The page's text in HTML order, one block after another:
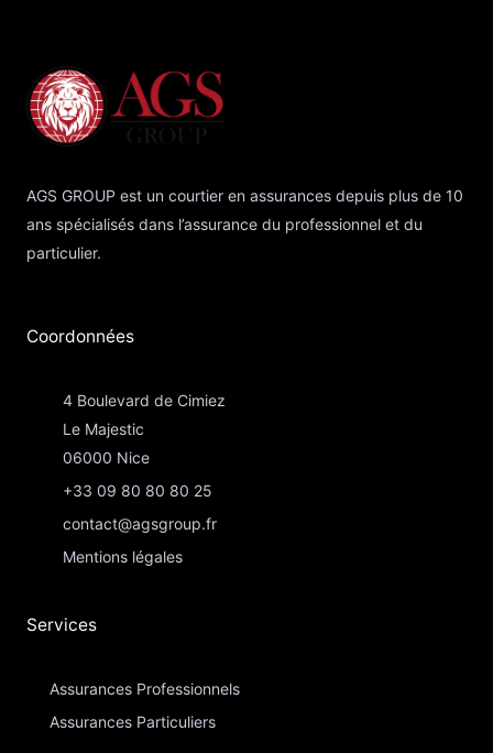
AGS GROUP est un courtier en assurances depuis plus de 10
ans spécialisés dans l’assurance du professionnel et du
particulier.
Coordonnées​
4 Boulevard de Cimiez
Le Majestic
06000 Nice
+33 09 80 80 80 25
contact@agsgroup.fr
Mentions légales
Services
Assurances Professionnels
Assurances Particuliers​